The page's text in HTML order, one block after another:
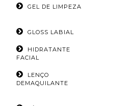
GEL DE LIMPEZA
GLOSS LABIAL
HIDRATANTE
FACIAL
LENÇO
DEMAQUILANTE